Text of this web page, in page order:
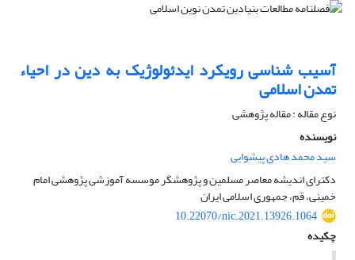
آسیب شناسی رویکرد ایدئولوژیک به دین در احیاء
تمدن اسلامی
نوع مقاله : مقاله پژوهشی
نویسنده
سید محمد هادی پیشوایی
دکترای اندیشه معاصر مسلمین و پژوهشگر موسسه آموزشی پژوهشی امام
خمینی، قم، جمهوری اسلامی ایران
10.22070/nic.2021.13926.1064
چکیده